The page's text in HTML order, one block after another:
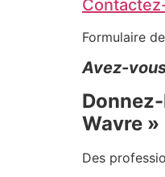
Formulaire
Avez-
Wavre »
Des